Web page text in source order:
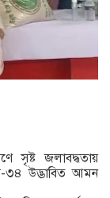
সৃষ্ট জলাবদ্ধতায়
৩৪ উদ্ভাবিত আমন